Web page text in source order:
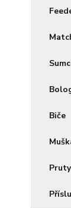
Biče